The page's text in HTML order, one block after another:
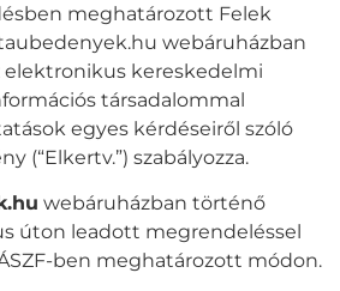
meghatározott Felek
webáruházban
elektronikus kereskedelmi
társadalommal
egyes kérdéseiről szóló
(“Elkertv.”) szabályozza.
webáruházban történő
úton leadott megrendeléssel
ben meghatározott módon.